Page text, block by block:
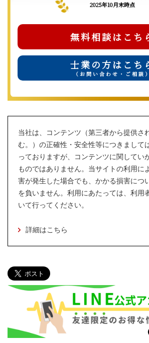
2025年10月末時点
無料相談はこち
士業の方はこち
（お問い合わせ・ご相談）
当社は、コンテンツ（第三者から提供さ
む。）の正確性・安全性等につきまして
っておりますが、コンテンツに関してい
ものではありません。当サイトの利用に
害が発生した場合でも、かかる損害につ
を負いません。利用にあたっては、利用
いて行ってください。
詳細はこちら